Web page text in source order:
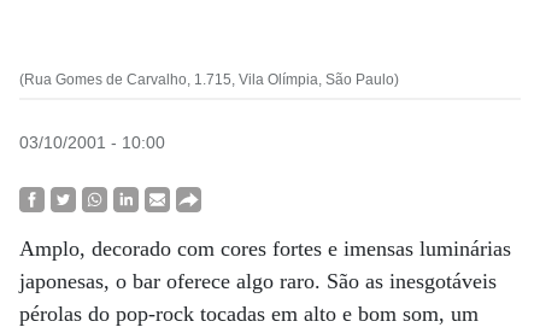
(Rua Gomes de Carvalho, 1.715, Vila Olímpia, São Paulo)
03/10/2001 - 10:00
Amplo, decorado com cores fortes e imensas luminárias
japonesas, o bar oferece algo raro. São as inesgotáveis
pérolas do pop-rock tocadas em alto e bom som, um